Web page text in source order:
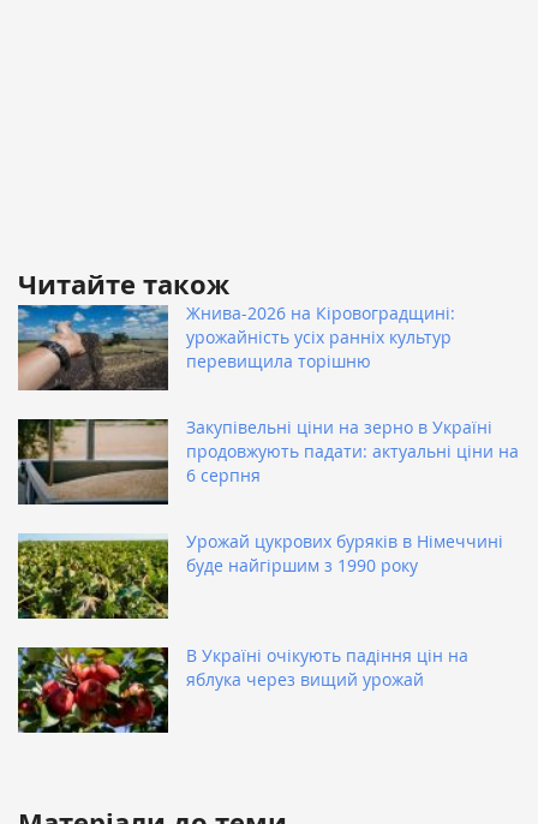
Читайте також
Жнива-2026 на Кіровоградщині:
урожайність усіх ранніх культур
перевищила торішню
Закупівельні ціни на зерно в Україні
продовжують падати: актуальні ціни на
6 серпня
Урожай цукрових буряків в Німеччині
буде найгіршим з 1990 року
В Україні очікують падіння цін на
яблука через вищий урожай